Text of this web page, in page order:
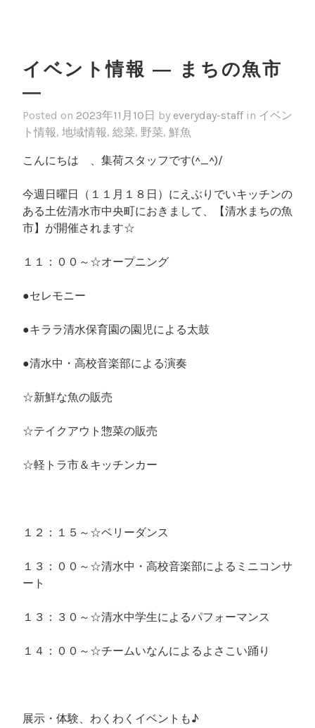
イベント情報 ― まちの魚市
―
Posted on 2023年11月10日 by everyday-staff in イベン
ト情報, 地域情報, 総菜, 野菜, 鮮魚
こんにちは 、集荷スタッフです(^_^)/
今週日曜日（１１月１８日）にえぶりでいキッチンの
ある土佐清水市中央町におきまして、【清水まちの魚
市】が開催されます☆
１１：００～☆オープニング
●セレモニー
●キララ清水保育園の園児による太鼓
●清水中・高校音楽部による演奏
☆新鮮な魚の販売
☆テイクアウト惣菜の販売
☆軽トラ市＆キッチンカー
１２：１５～☆ベリーダンス
１３：００～☆清水中・高校音楽部によるミニコンサ
ート
１３：３０～☆清水中学生によるパフォーマンス
１４：００～☆チームいなんによるよさこい踊り
展示・体験、わくわくイベントも♪